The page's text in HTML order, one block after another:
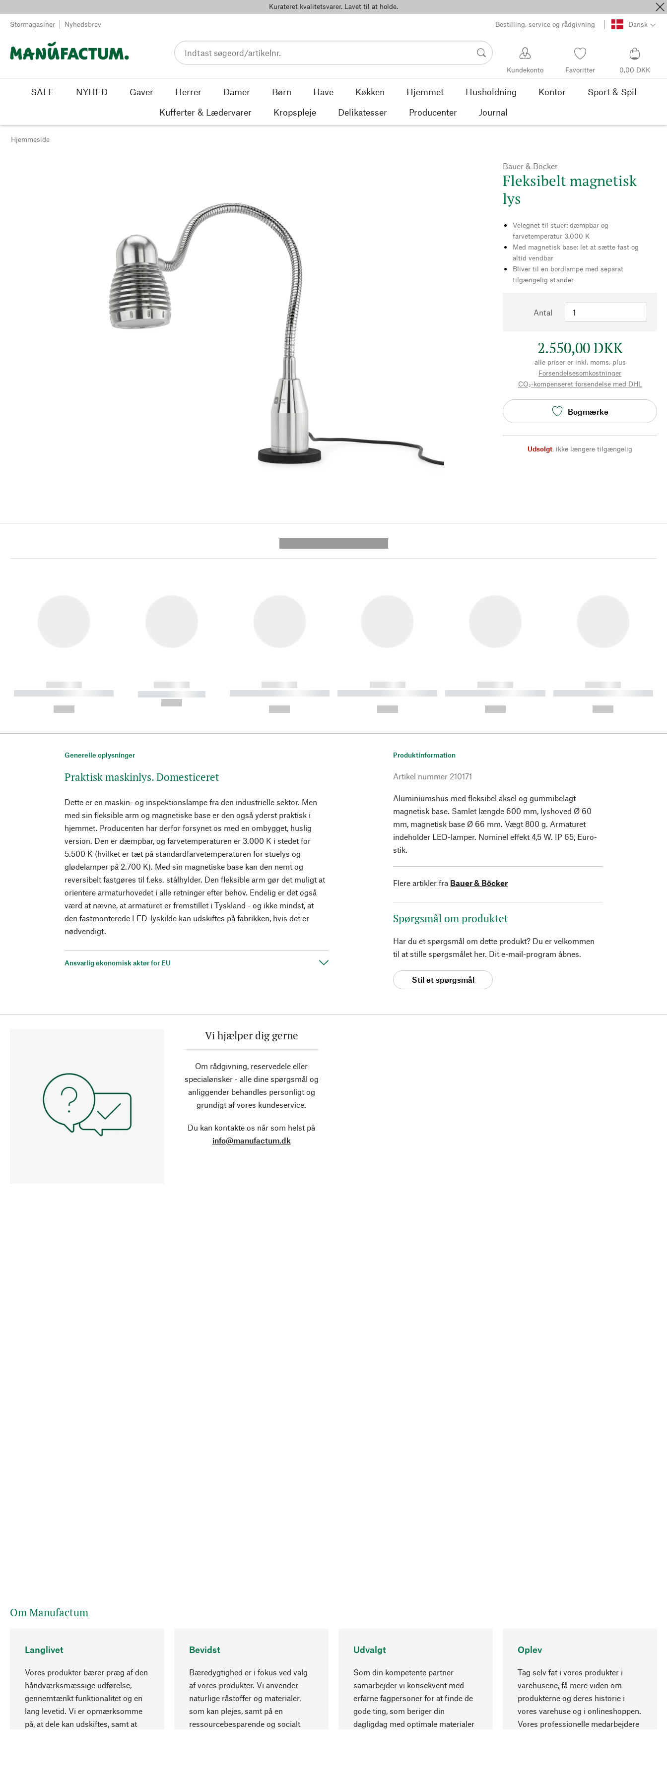
Kurateret kvalitetsvarer. Lavet til at holde.
Stormagasiner Nyhedsbrev Bestilling, service og rådgivning Dansk
Kundekonto Favoritter 0,00 DKK
SALE NYHED Gaver Herrer Damer Børn Have Køkken Hjemmet Husholdning Kontor
Sport & Spil
Kufferter & Lædervarer
Kropspleje Delikatesser Producenter Journal
Hjemmeside
Bauer & Böcker
Fleksibelt magnetisk
lys
Velegnet til stuer: dæmpbar og
farvetemperatur 3.000 K
Med magnetisk base: let at sætte fast og
altid vendbar
Bliver til en bordlampe med separat
tilgængelig stander
Antal
2.550,00 DKK
alle priser er inkl. moms, plus
Forsendelsesomkostninger
CO₂-kompenseret forsendelse med DHL
Bogmærke
Udsolgt, ikke længere tilgængelig
------------
----------- ----------- ----------
------------
----------- -----------
------------
----------- ----------- ----------
------------
----------- ----------- ----------
------------
----------- ----------- ----------
------------
----------- ----------- ----------
Generelle oplysninger
Praktisk maskinlys. Domesticeret
Dette er en maskin- og inspektionslampe fra den industrielle sektor. Men
med sin fleksible arm og magnetiske base er den også yderst praktisk i
hjemmet. Producenten har derfor forsynet os med en ombygget, huslig
version. Den er dæmpbar, og farvetemperaturen er 3.000 K i stedet for
5.500 K (hvilket er tæt på standardfarvetemperaturen for stuelys og
glødelamper på 2.700 K). Med sin magnetiske base kan den nemt og
reversibelt fastgøres til f.eks. stålhylder. Den fleksible arm gør det muligt at
orientere armaturhovedet i alle retninger efter behov. Endelig er det også
værd at nævne, at armaturet er fremstillet i Tyskland - og ikke mindst, at
den fastmonterede LED-lyskilde kan udskiftes på fabrikken, hvis det er
nødvendigt.
Ansvarlig økonomisk aktør for EU
Produktinformation
Artikel nummer 210171
Aluminiumshus med fleksibel aksel og gummibelagt
magnetisk base. Samlet længde 600 mm, lyshoved Ø 60
mm, magnetisk base Ø 66 mm. Vægt 800 g. Armaturet
indeholder LED-lamper. Nominel effekt 4,5 W. IP 65, Euro-
stik.
Flere artikler fra Bauer & Böcker
Spørgsmål om produktet
Har du et spørgsmål om dette produkt? Du er velkommen
til at stille spørgsmålet her. Dit e-mail-program åbnes.
Stil et spørgsmål
Vi hjælper dig gerne
Om rådgivning, reservedele eller
specialønsker - alle dine spørgsmål og
anliggender behandles personligt og
grundigt af vores kundeservice.
Du kan kontakte os når som helst på
info@manufactum.dk
Om Manufactum
Langlivet
Vores produkter bærer præg af den
håndværksmæssige udførelse,
gennemtænkt funktionalitet og en
lang levetid. Vi er opmærksomme
på, at dele kan udskiftes, samt at
Bevidst
Bæredygtighed er i fokus ved valg
af vores produkter. Vi anvender
naturlige råstoffer og materialer,
som kan plejes, samt på en
ressourcebesparende og socialt
Udvalgt
Som din kompetente partner
samarbejder vi konsekvent med
erfarne fagpersoner for at finde de
gode ting, som beriger din
dagligdag med optimale materialer
Oplev
Tag selv fat i vores produkter i
varehusene, få mere viden om
produkterne og deres historie i
vores varehuse og i onlineshoppen.
Vores professionelle medarbejdere
Opadgående